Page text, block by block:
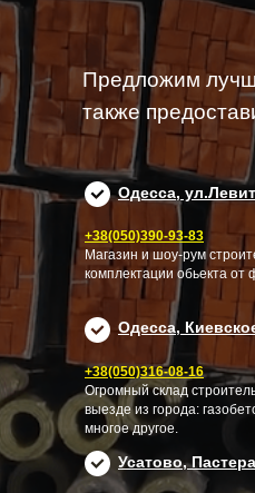
Предложим
также
+38(050)390-93-83
Магазин и шоу-рум
комплектации обьекта от
+38(050)316-08-16
Огромный склад
выезде из города:
многое другое.
Одесса,
Одесса,
Усатово,